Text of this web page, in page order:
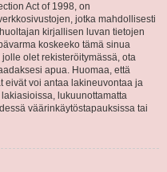
Act of 1998, on
jotka mahdollisesti
kirjallisen luvan tietojen
koskeeko tämä sinua
olet rekisteröitymässä, ota
apua. Huomaa, että
eivät voi antaa lakineuvontaa ja
lukuunottamatta
väärinkäytöstapauksissa tai